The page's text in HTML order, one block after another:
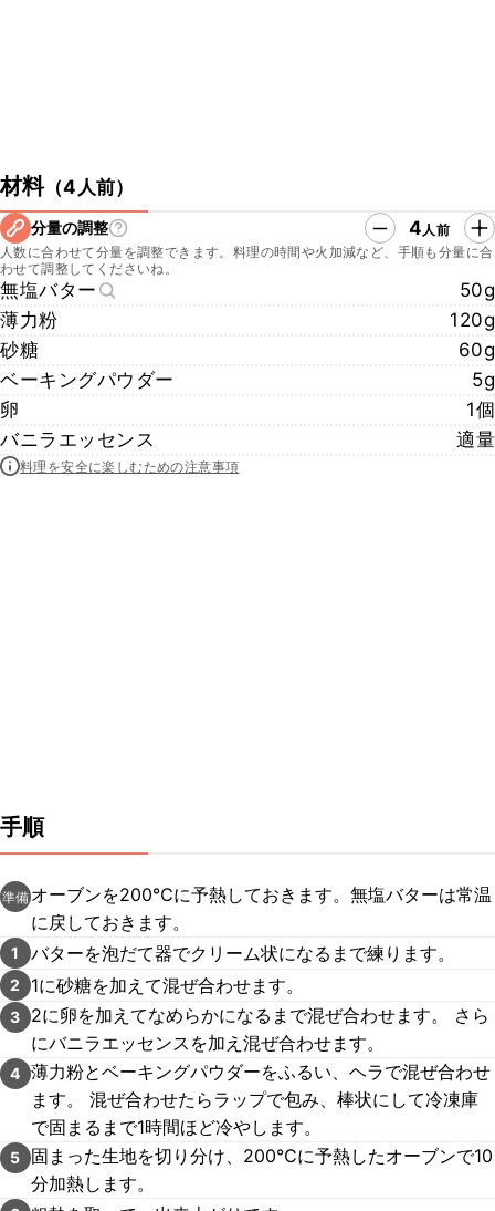
材料（4人前）
分量の調整 4人前
人数に合わせて分量を調整できます。料理の時間や火加減など、手順も分量に合
わせて調整してくださいね。
無塩バター
50g
薄力粉
120g
砂糖
60g
ベーキングパウダー
5g
卵
1個
バニラエッセンス
適量
料理を安全に楽しむための注意事項
手順
準備 オーブンを200℃に予熱しておきます。無塩バターは常温
に戻しておきます。
1 バターを泡だて器でクリーム状になるまで練ります。
2 1に砂糖を加えて混ぜ合わせます。
3
2に卵を加えてなめらかになるまで混ぜ合わせます。 さら
にバニラエッセンスを加え混ぜ合わせます。
4 薄力粉とベーキングパウダーをふるい、ヘラで混ぜ合わせ
ます。 混ぜ合わせたらラップで包み、棒状にして冷凍庫
で固まるまで1時間ほど冷やします。
5
固まった生地を切り分け、200℃に予熱したオーブンで10
分加熱します。